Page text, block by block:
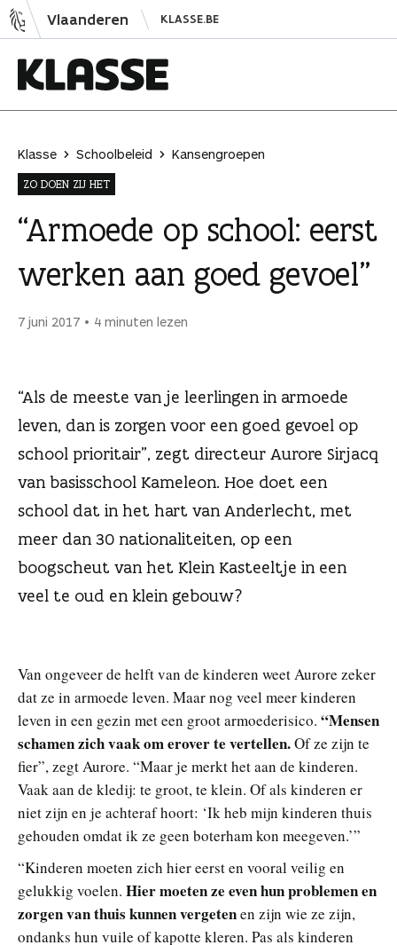
N
a
Vlaanderen KLASSE.BE
a
s
s
e
Klasse Schoolbeleid
Kansengroepen
ZO DOEN ZIJ HET
“Armoede op school: eerst
werken aan goed gevoel”
7 juni 2017 4 minuten lezen
“Als de meeste van je leerlingen in armoede
leven, dan is zorgen voor een goed gevoel op
school prioritair”, zegt directeur Aurore Sirjacq
van basisschool Kameleon. Hoe doet een
school dat in het hart van Anderlecht, met
meer dan 30 nationaliteiten, op een
boogscheut van het Klein Kasteeltje in een
veel te oud en klein gebouw?
Van ongeveer de helft van de kinderen weet Aurore zeker
dat ze in armoede leven. Maar nog veel meer kinderen
leven in een gezin met een groot armoederisico. “Mensen
schamen zich vaak om erover te vertellen.Of ze zijn te
fier”, zegt Aurore. “Maar je merkt het aan de kinderen.
Vaak aan de kledij: te groot, te klein. Of als kinderen er
niet zijn en je achteraf hoort: ‘Ik heb mijn kinderen thuis
gehouden omdat ik ze geen boterham kon meegeven.’”
“Kinderen moeten zich hier eerst en vooral veilig en
gelukkig voelen. Hier moeten ze even hun problemen en
zorgen van thuis kunnen vergetenen zijn wie ze zijn,
ondanks hun vuile of kapotte kleren. Pas als kinderen